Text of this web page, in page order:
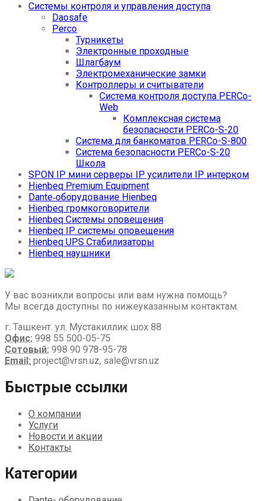
Системы контроля и управления доступа
Daosafe
Perco
Турникеты
Электронные проходные
Шлагбаум
Электромеханические замки
Контроллеры и считыватели
Система контроля доступа PERCo-
Web
Комплексная система
безопасности PERCo-S-20
Система для банкоматов PERCo-S-800
Система безопасности PERCo-S-20
Школа
SPON IP мини серверы IP усилители IP интерком
Hienbeq Premium Equipment
Dante‑оборудование Hienbeq
Hienbeq громкоговорители
Hienbeq Системы оповещения
Hienbeq IP системы оповещения
Hienbeq UPS Стабилизаторы
Hienbeq наушники
У вас возникли вопросы или вам нужна помощь?
Мы всегда доступны по нижеуказанным контактам.
г. Ташкент. ул. Мустакиллик шох 88
Офис: 998 55 500-05-75
Сотовый: 998 90 978-95-78
Email: project@vrsn.uz, sale@vrsn.uz
Быстрые ссылки
О компании
Услуги
Новости и акции
Контакты
Категории